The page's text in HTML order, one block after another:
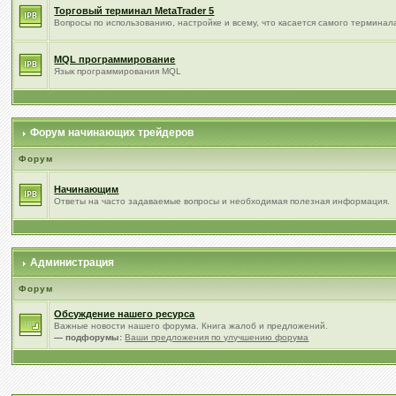
Торговый терминал МetaTrader 5
Вопросы по использованию, настройке и всему, что касается самого
MQL программирование
Язык программирования MQL
Форум начинающих трейдеров
Форум
Начинающим
Ответы на часто задаваемые вопросы и необходимая полезная информация.
Администрация
Форум
Обсуждение нашего ресурса
Важные новости нашего форума. Книга жалоб и предложений.
— подфорумы: Ваши предложения по улучшению форума